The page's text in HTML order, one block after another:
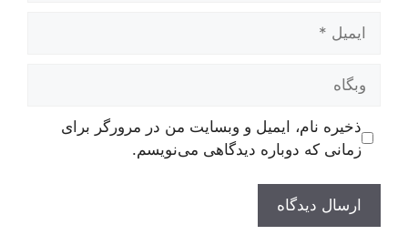
وبگاه
ذخیره نام، ایمیل و وبسایت من در مرورگر برای
زمانی که دوباره دیدگاهی می‌نویسم.